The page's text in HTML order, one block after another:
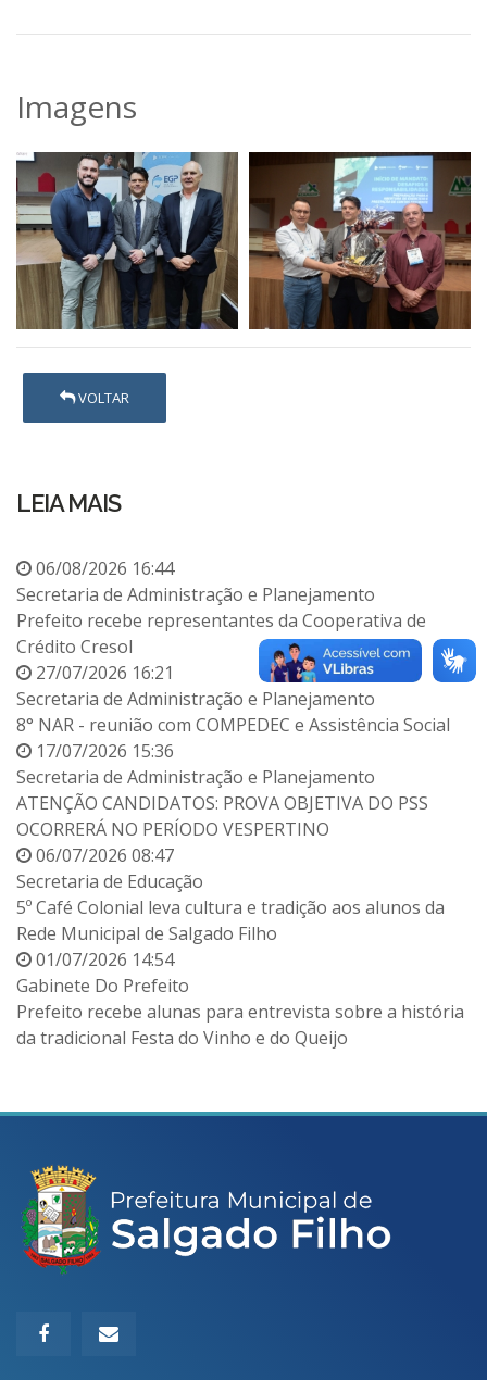
Imagens
VOLTAR
LEIA MAIS
06/08/2026 16:44
Secretaria de Administração e Planejamento
Prefeito recebe representantes da Cooperativa de
Crédito Cresol
27/07/2026 16:21
Secretaria de Administração e Planejamento
8° NAR - reunião com COMPEDEC e Assistência Social
17/07/2026 15:36
Secretaria de Administração e Planejamento
ATENÇÃO CANDIDATOS: PROVA OBJETIVA DO PSS
OCORRERÁ NO PERÍODO VESPERTINO
06/07/2026 08:47
Secretaria de Educação
5º Café Colonial leva cultura e tradição aos alunos da
Rede Municipal de Salgado Filho
01/07/2026 14:54
Gabinete Do Prefeito
Prefeito recebe alunas para entrevista sobre a história
da tradicional Festa do Vinho e do Queijo